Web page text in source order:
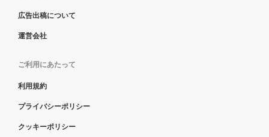
広告出稿について
運営会社
ご利用にあたって
利用規約
プライバシーポリシー
クッキーポリシー